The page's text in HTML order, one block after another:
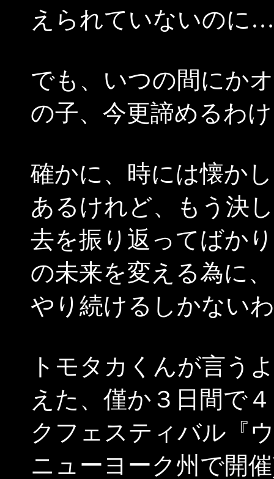
えられていないのに
でも、いつの間にか
の子、今更諦めるわ
確かに、時には懐か
あるけれど、もう決
去を振り返ってばか
の未来を変える為に
やり続けるしかない
トモタカくんが言う
えた、僅か３日間で
クフェスティバル『
ニューヨーク州で開